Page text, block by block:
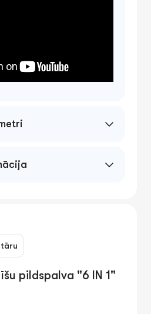
pildspalva "6 IN 1"